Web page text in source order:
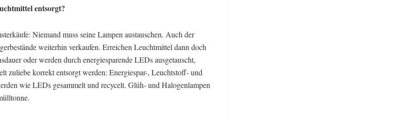
entsorgt?
Niemand muss seine Lampen austauschen. Auch der
weiterhin verkaufen. Erreichen Leuchtmittel dann doch
oder werden durch energiesparende LEDs ausgetauscht,
zuliebe korrekt entsorgt werden: Energiespar-, Leuchtstoff- und
wie LEDs gesammelt und recycelt. Glüh- und Halogenlampen